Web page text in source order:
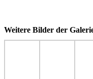
Weitere Bilder der